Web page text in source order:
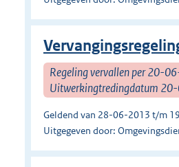
Regeling vervallen per 20-
Uitwerkingtredingdatum
Geldend van 28-06-2013 t/m
Uitgegeven door: